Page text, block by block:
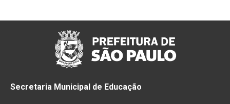
Secretaria Municipal de Educação